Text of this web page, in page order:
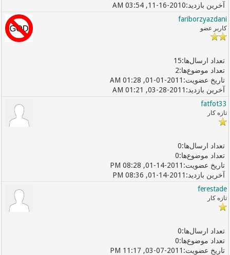
11-16-2010, 03:54 AM
fariborzyazdani
کاربر عضو
15
2
01-01-2011, 01:28 AM
03-28-2011, 01:21 AM
fatfot33
تازه کار
0
0
01-14-2011, 08:28 PM
01-14-2011, 08:36 PM
ferestade
تازه کار
0
0
03-07-2011, 11:17 PM